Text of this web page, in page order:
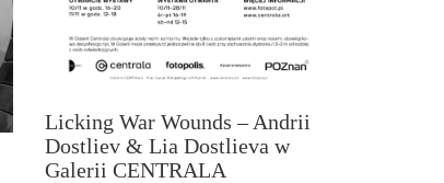
Licking War Wounds – Andrii
Dostliev & Lia Dostlieva w
Galerii CENTRALA